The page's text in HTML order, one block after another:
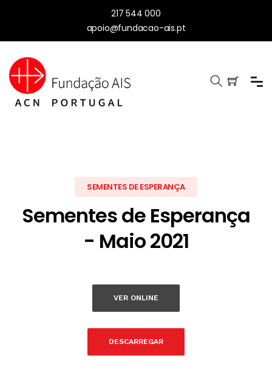
217 544 000
apoio@fundacao-ais.pt
SEMENTES DE ESPERANÇA
Sementes de Esperança
- Maio 2021
VER ONLINE
DESCARREGAR